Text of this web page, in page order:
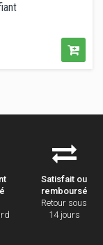
Satisfait ou
remboursé
Retour sous
14 jours